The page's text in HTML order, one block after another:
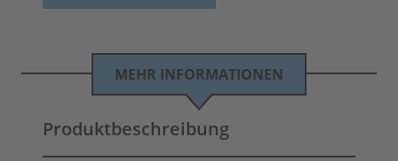
MEHR INFORMATIONEN
Produktbeschreibung